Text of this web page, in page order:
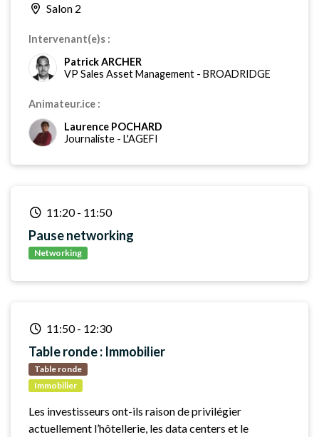
Salon 2
Intervenant(e)s :
Patrick ARCHER
VP Sales Asset Management - BROADRIDGE
Animateur.ice :
Laurence POCHARD
Journaliste - L'AGEFI
11:20- 11:50
Pause networking
Networking
11:50- 12:30
Table ronde : Immobilier
Table ronde
Immobilier
Les investisseurs ont-ils raison de privilégier
actuellement l’hôtellerie, les data centers et le